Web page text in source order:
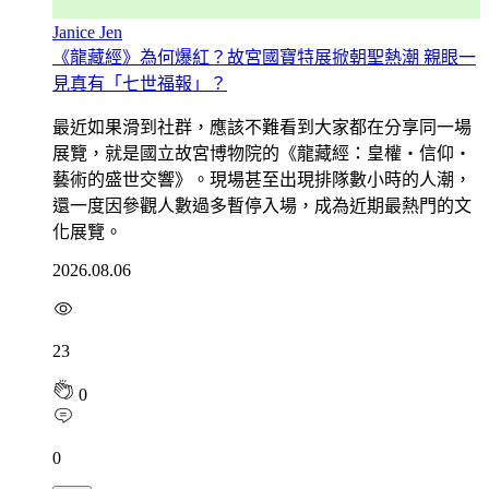
Janice Jen
《龍藏經》為何爆紅？故宮國寶特展掀朝聖熱潮 親眼一
見真有「七世福報」？
最近如果滑到社群，應該不難看到大家都在分享同一場
展覽，就是國立故宮博物院的《龍藏經：皇權・信仰・
藝術的盛世交響》。現場甚至出現排隊數小時的人潮，
還一度因參觀人數過多暫停入場，成為近期最熱門的文
化展覽。
2026.08.06
23
0
0